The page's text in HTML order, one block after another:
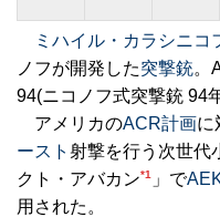
ミハイル・カラシニコ
ノフが開発した突撃銃。
94(ニコノフ式突撃銃 94
アメリカのACR計画に
ースト 射撃を行う次世代
クト・アバカン*1 」で
用された。